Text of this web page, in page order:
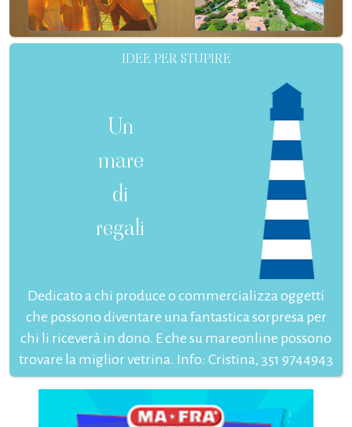
IDEE PER STUPIRE
Un
mare
di
regali
Dedicato a chi produce o commercializza oggetti
che possono diventare una fantastica sorpresa per
chi li riceverà in dono. E che su mareonline possono
trovare la miglior vetrina. Info: Cristina, 351 9744943